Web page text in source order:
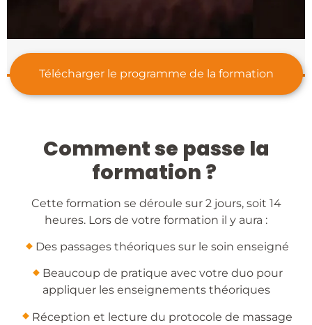
Télécharger le programme de la formation
Comment se passe la
formation ?
Cette formation se déroule sur 2 jours, soit 14
heures. Lors de votre formation il y aura :
​Des passages théoriques sur le soin enseigné
​Beaucoup de pratique avec votre duo pour
appliquer les enseignements théoriques
​Réception et lecture du protocole de massage